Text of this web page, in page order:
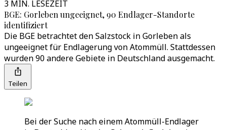
3 MIN. LESEZEIT
BGE: Gorleben ungeeignet, 90 Endlager-Standorte
identifiziert
Die BGE betrachtet den Salzstock in Gorleben als
ungeeignet für Endlagerung von Atommüll. Stattdessen
wurden 90 andere Gebiete in Deutschland ausgemacht.
Teilen
Bei der Suche nach einem Atommüll-Endlager